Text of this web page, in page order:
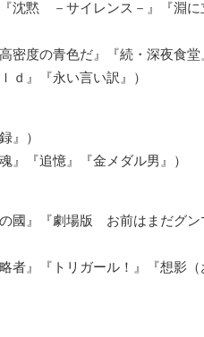
沈黙 －サイレンス－』『淵に
度の青色だ』『続・深夜食堂
』『永い言い訳』）
』）
』『追憶』『金メダル男』）
國』『劇場版 お前はまだグン
者』『トリガール！』『想影（